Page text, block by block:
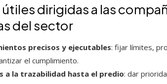
dirigidas a las
del sector
precisos y ejecutables: fijar límites,
el cumplimiento.
a la trazabilidad hasta el predio: dar